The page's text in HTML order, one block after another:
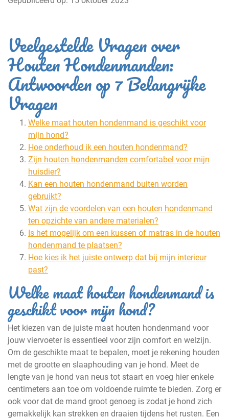
Veelgestelde Vragen over
Houten Hondenmanden:
Antwoorden op 7 Belangrijke
Vragen
Welke maat houten hondenmand is geschikt voor
mijn hond?
Hoe onderhoud ik een houten hondenmand?
Zijn houten hondenmanden comfortabel voor mijn
huisdier?
Kan een houten hondenmand buiten worden
gebruikt?
Wat zijn de voordelen van een houten hondenmand
ten opzichte van andere materialen?
Is het mogelijk om een kussen of matras in de houten
hondenmand te plaatsen?
Hoe kies ik het juiste ontwerp dat bij mijn interieur
past?
Welke maat houten hondenmand is
geschikt voor mijn hond?
Het kiezen van de juiste maat houten hondenmand voor
jouw viervoeter is essentieel voor zijn comfort en welzijn.
Om de geschikte maat te bepalen, moet je rekening houden
met de grootte en slaaphouding van je hond. Meet de
lengte van je hond van neus tot staart en voeg hier enkele
centimeters aan toe om voldoende ruimte te bieden. Zorg er
ook voor dat de mand groot genoeg is zodat je hond zich
gemakkelijk kan strekken en draaien tijdens het rusten. Een